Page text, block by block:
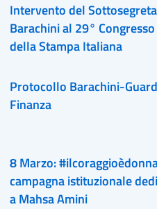
Intervento del
Barachini al 29° Congresso
della Stampa Italiana
Protocollo Barachini-
Finanza
8 Marzo:
campagna istituzionale
a Mahsa Amini